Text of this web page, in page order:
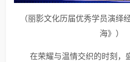
（丽影文化历届优秀学员演绎
海》）
在荣耀与温情交织的时刻，